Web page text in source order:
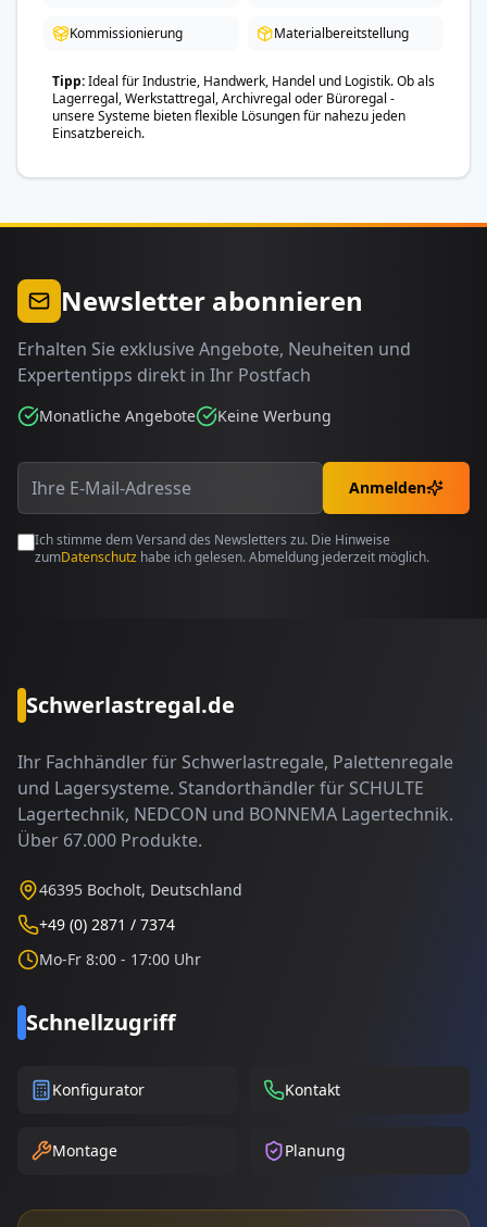
Kommissionierung Materialbereitstellung
Tipp Ideal für Industrie, Handwerk, Handel und Logistik. Ob als
Lagerregal, Werkstattregal, Archivregal oder Büroregal -
unsere Systeme bieten flexible Lösungen für nahezu jeden
Einsatzbereich.
Newsletter abonnieren
Erhalten Sie exklusive Angebote, Neuheiten und
Expertentipps direkt in Ihr Postfach
Monatliche Angebote Keine Werbung
Anmelden
Ich stimme dem Versand des Newsletters zu. Die Hinweise
zumDatenschutz habe ich gelesen. Abmeldung jederzeit möglich.
Schwerlastregal.de
Ihr Fachhändler für Schwerlastregale, Palettenregale
und Lagersysteme. Standorthändler für SCHULTE
Lagertechnik, NEDCON und BONNEMA Lagertechnik.
Über 67.000 Produkte.
46395 Bocholt, Deutschland
+49 (0) 2871 / 7374
Mo-Fr 8:00 - 17:00 Uhr
Schnellzugriff
Konfigurator Kontakt
Montage Planung